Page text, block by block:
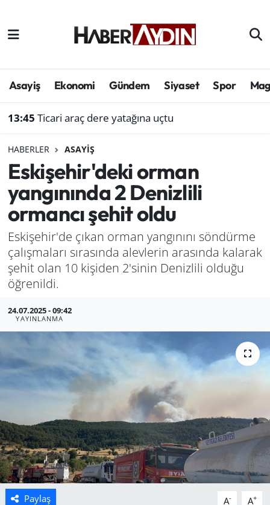
Asayiş Ekonomi Gündem Siyaset Spor
13:45 Ticari araç dere yatağına uçtu
HABERLER ASAYIŞ
Eskişehir'deki orman
yangınında 2 Denizlili
ormancı şehit oldu
Eskişehir'de çıkan orman yangınını söndürme
çalışmaları sırasında alevlerin arasında kalarak
şehit olan 10 kişiden 2'sinin Denizlili olduğu
öğrenildi.
24.07.2025 - 09:42
YAYINLANMA
Paylaş A- A+
Afyonkarahisar
Çevre
Genel
Haber
Izmir
Kütahya
Manisa
Muğla
Uşak
Aydın Hava Durumu
Süper Lig Puan Durumu ve Fikstür
Son Dakika Haberleri
Haber Arşivi